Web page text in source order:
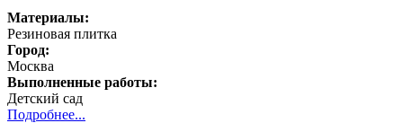
Материалы:
Резиновая плитка
Город:
Москва
Выполненные работы:
Детский сад
Подробнее...